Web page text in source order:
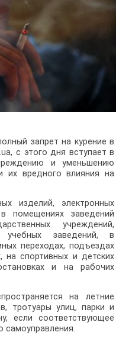
запрет на курение в
с этого дня вступает в
и уменьшению
их вредного влияния на
изделий, электронных
помещениях заведений
учреждений,
учебных заведений, в
переходах, подъездах
спортивных и детских
и на рабочих
на летние
тротуары улиц, парки и
если соответствующее
самоуправления.